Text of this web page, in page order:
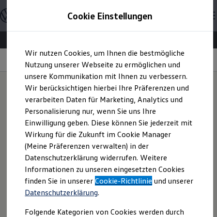
Hauptinhalt
springen
Footer
springen
Offene Stellen entdecken
Einstiegsmöglichkeiten
Schüler
Schülerpraktikum
Schüler Ferienjobs
Einstiegsqualifizierung
Studenten
Praktikum
Abschlussarbeit
Master-Stipendium
Auslandspraktikum
Jobs in Semesterferien
Werkstudentin / Werkstudent
Absolventen
StartUp Direct
Doktorandenprogramm
Volontariat
Berufserfahrene
Direkteinstieg
Jobs in der Volkswagen Group
Jobs in Produktion und Logistik
Online-Vorstellungsgespräch
Tippsund Hinweise
Vorbereitung
Mache dich vor Beginn deines Interviews mit der
Applikation vertraut und teste, ob diese auf
deinem Computer, Tablet oder Smartphone
funktioniert.
Stellen deine Kamera auf Augenhöhe ein, um eine
Cookie Einstellungen
Wir nutzen Cookies, um Ihnen die bestmögliche
Nutzung unserer Webseite zu ermöglichen und
unsere Kommunikation mit Ihnen zu verbessern.
Wir berücksichtigen hierbei Ihre Präferenzen und
verarbeiten Daten für Marketing, Analytics und
Personalisierung nur, wenn Sie uns Ihre
Einwilligung geben. Diese können Sie jederzeit mit
Wirkung für die Zukunft im Cookie Manager
(Meine Präferenzen verwalten) in der
Datenschutzerklärung widerrufen. Weitere
Informationen zu unseren eingesetzten Cookies
finden Sie in unsererCookie-Richtlinie und unserer
Datenschutzerklärung.
Folgende Kategorien von Cookies werden durch